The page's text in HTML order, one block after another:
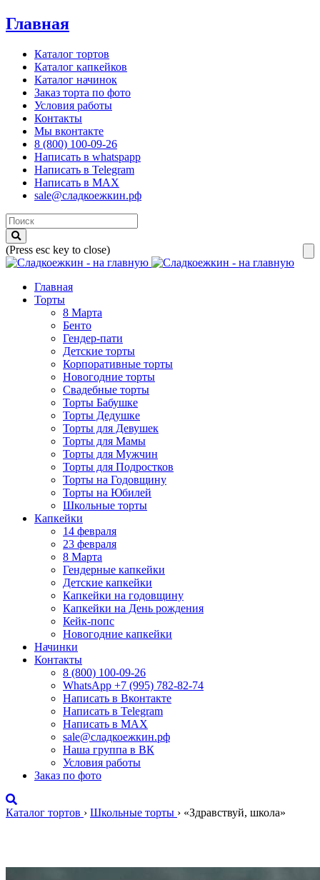
Главная
Каталог тортов
Каталог капкейков
Каталог начинок
Заказ торта по фото
Условия работы
Контакты
Мы вконтакте
8 (800) 100-09-26
Написать в whatspapp
Написать в Telegram
Написать в MAX
sale@сладкоежкин.рф
(Press esc key to close)
Главная
Торты
8 Марта
Бенто
Гендер-пати
Детские торты
Корпоративные торты
Новогодние торты
Свадебные торты
Торты Бабушке
Торты Дедушке
Торты для Девушек
Торты для Мамы
Торты для Мужчин
Торты для Подростков
Торты на Годовщину
Торты на Юбилей
Школьные торты
Капкейки
14 февраля
23 февраля
8 Марта
Гендерные капкейки
Детские капкейки
Капкейки на годовщину
Капкейки на День рождения
Кейк-попс
Новогодние капкейки
Начинки
Контакты
8 (800) 100-09-26
WhatsApp +7 (995) 782-82-74
Написать в Вконтакте
Написать в Telegram
Написать в MAX
sale@сладкоежкин.рф
Наша группа в ВК
Условия работы
Заказ по фото
Каталог тортов › Школьные торты › «Здравствуй, школа»